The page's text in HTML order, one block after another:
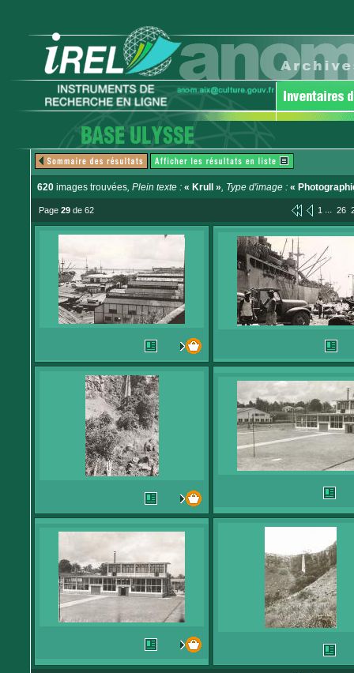
620 images trouvées, Plein texte : « Krull », Type d'image : «
Page 29 de 62 1 ... 26